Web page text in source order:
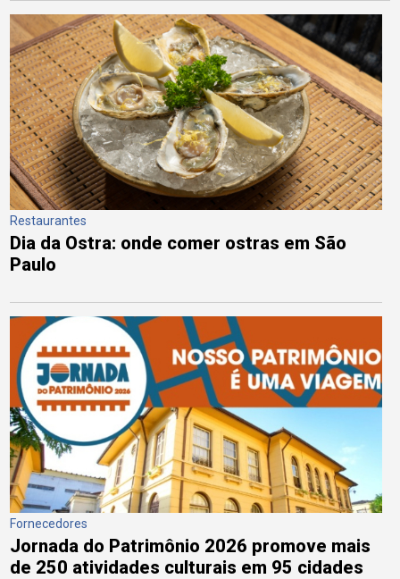
Restaurantes
Dia da Ostra: onde comer ostras em São
Paulo
Fornecedores
Jornada do Patrimônio 2026 promove mais
de 250 atividades culturais em 95 cidades